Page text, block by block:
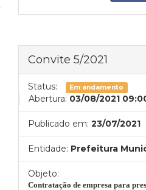
Convite 5/2021
Status: Em andamento
Abertura: 03/08/2021
Publicado em: 23/07/2021
Entidade: Prefeitura
Objeto:
Contratação de empresa para